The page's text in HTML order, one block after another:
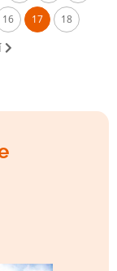
16 17 18